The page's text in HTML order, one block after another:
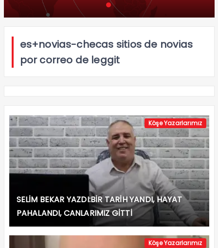
es+novias-checas sitios de novias
por correo de leggit
Köşe Yazarlarımız
SELİM BEKAR YAZDI:BİR TARİH YANDI, HAYAT
PAHALANDI, CANLARIMIZ GİTTİ
Köşe Yazarlarımız